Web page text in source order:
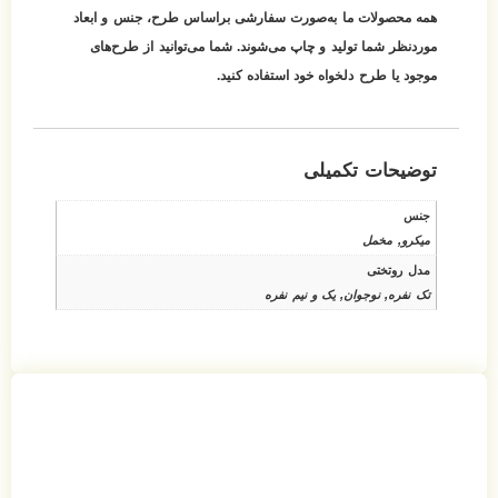
همه محصولات ما به‌صورت سفارشی براساس طرح، جنس و ابعاد
موردنظر شما تولید و چاپ می‌شوند. شما می‌توانید از طرح‌های
موجود یا طرح دلخواه خود استفاده کنید.
توضیحات تکمیلی
جنس
میکرو, مخمل
مدل روتختی
تک نفره, نوجوان, یک و نیم نفره